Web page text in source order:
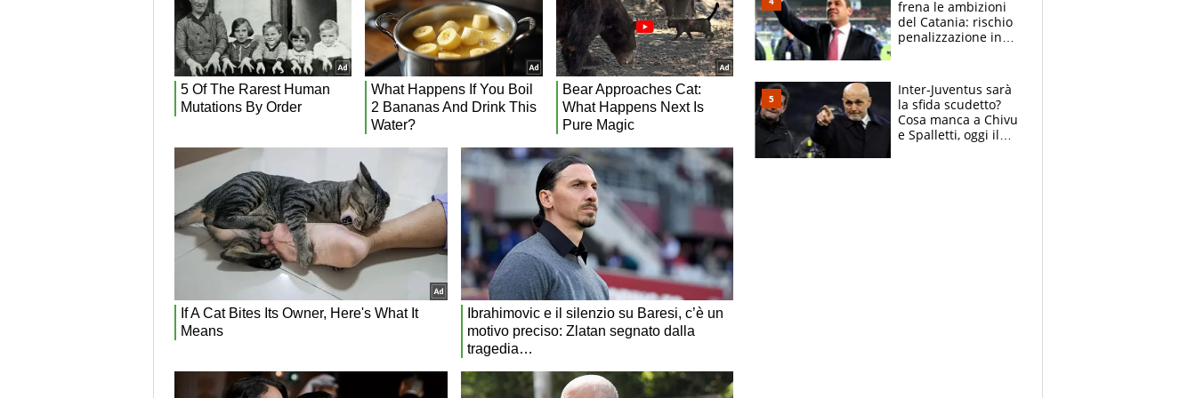
frena le ambizioni
del Catania: rischio
penalizzazione in
Inter-Juventus sarà
la sfida scudetto?
Cosa manca a Chivu
e Spalletti, oggi il